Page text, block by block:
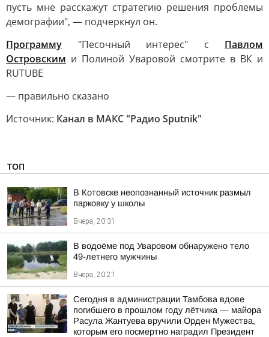
пусть мне расскажут стратегию решения проблемы
демографии", — подчеркнул он.
Программу "Песочный интерес" с Павлом
Островским и Полиной Уваровой смотрите в ВК и
RUTUBE
— правильно сказано
Источник: Канал в МАКС "Радио Sputnik"
ТОП
В Котовске неопознанный источник размыл
парковку у школы
Вчера, 20:31
В водоёме под Уваровом обнаружено тело
49-летнего мужчины
Вчера, 20:21
Сегодня в администрации Тамбова вдове
погибшего в прошлом году лётчика — майора
Расула Жантуева вручили Орден Мужества,
которым его посмертно наградил Президент